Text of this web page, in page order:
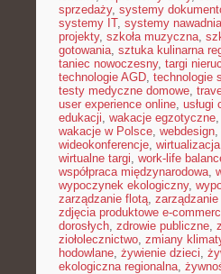
sprzedaży, systemy
systemy IT, systemy
projekty, szkoła muzyczna,
gotowania, sztuka kulinarna
taniec nowoczesny, targi
technologie AGD, technologie
testy medyczne domowe,
user experience online, usługi
edukacji, wakacje egzotyczne,
wakacje w Polsce, webdesign,
wideokonferencje, wirtualizacja
wirtualne targi, work-life
współpraca międzynarodowa,
wypoczynek ekologiczny,
zarządzanie flotą,
zdjęcia produktowe e-
dorosłych, zdrowie publiczne,
ziołolecznictwo, zmiany
hodowlane, żywienie dzieci,
ekologiczna regionalna,